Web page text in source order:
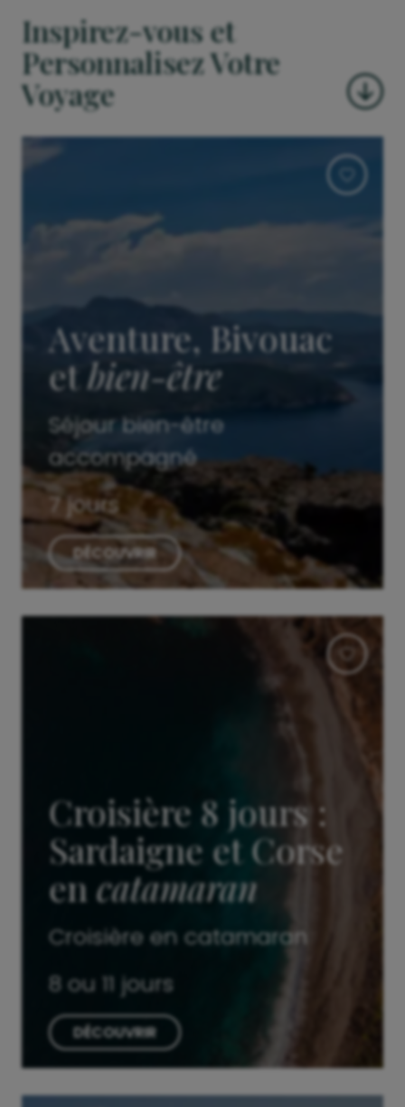
Inspirez-vous et
Personnalisez Votre
Voyage
Aventure, Bivouac
etbien-être
Séjour bien-être
accompagné
7 jours
DÉCOUVRIR
Croisière 8 jours :
Sardaigne et Corse
encatamaran
Croisière en catamaran
8 ou 11 jours
DÉCOUVRIR